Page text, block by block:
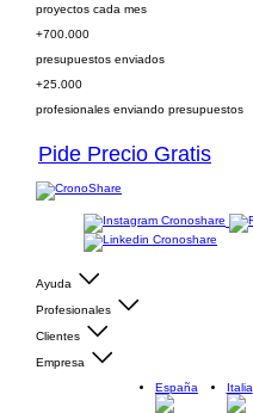
proyectos cada mes
+700.000
presupuestos enviados
+25.000
profesionales enviando presupuestos
Pide Precio Gratis
Ayuda
Profesionales
Clientes
Empresa
España
Italia